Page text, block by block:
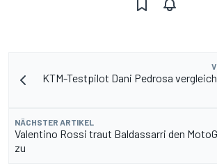
KTM-Testpilot Dani Pedrosa
NÄCHSTER ARTIKEL
Valentino Rossi traut Baldassarri den
zu